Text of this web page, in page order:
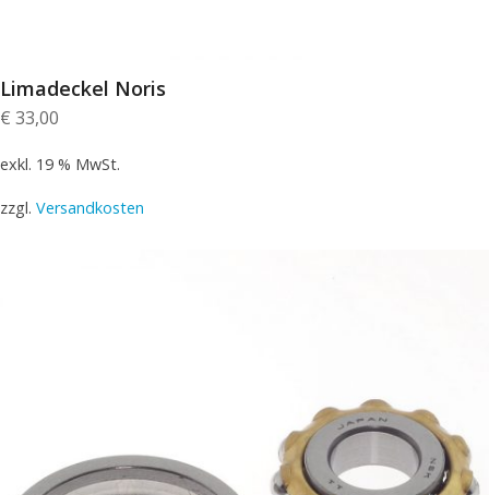
Limadeckel Noris
€ 33,00
exkl. 19 % MwSt.
zzgl. Versandkosten